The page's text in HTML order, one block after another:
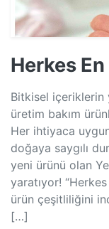
Herkes
Bitkisel içeriklerin
üretim bakım
Her ihtiyaca
doğaya saygılı
yeni ürünü olan
yaratıyor!
ürün çeşitliliğini
[…]